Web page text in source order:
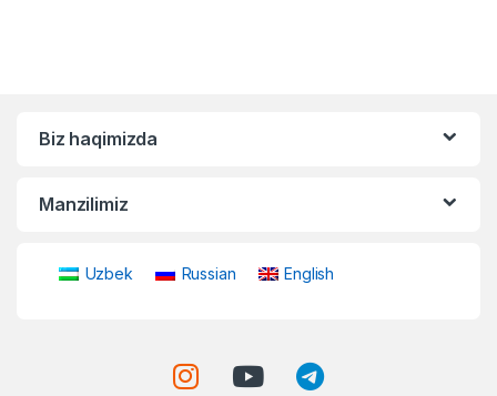
Biz haqimizda
Manzilimiz
Uzbek Russian English